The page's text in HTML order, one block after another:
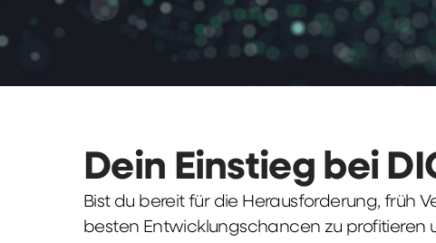
Dein Einstieg bei
Bist du bereit für die Herausforderung, früh
besten Entwicklungschancen zu profitieren